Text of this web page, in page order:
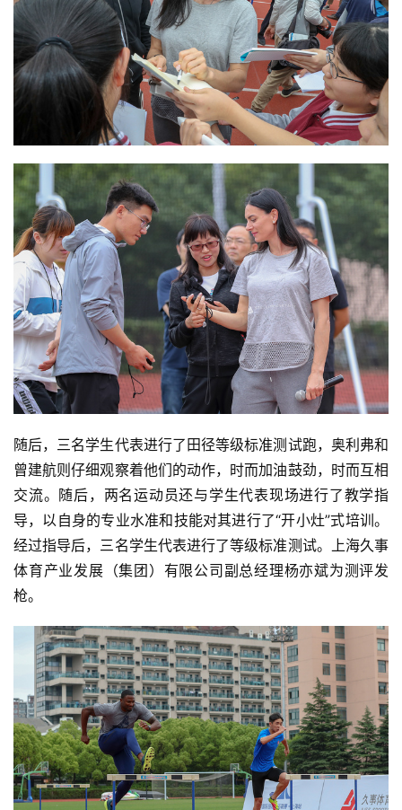
随后，三名学生代表进行了田径等级标准测试跑，奥利弗和
曾建航则仔细观察着他们的动作，时而加油鼓劲，时而互相
交流。随后，两名运动员还与学生代表现场进行了教学指
导，以自身的专业水准和技能对其进行了“开小灶”式培训。
经过指导后，三名学生代表进行了等级标准测试。上海久事
体育产业发展（集团）有限公司副总经理杨亦斌为测评发
枪。